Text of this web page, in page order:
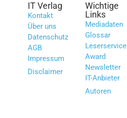
IT Verlag
Kontakt
Über uns
Datenschutz
AGB
Impressum
Disclaimer
Wichtige
Links
Mediadaten
Glossar
Leserservice
Award
Newsletter
IT-Anbieter
Autoren